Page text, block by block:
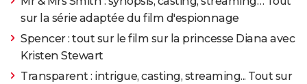
sur la série adaptée du film d'espionnage
Spencer : tout sur le film sur la princesse Diana avec
Kristen Stewart
Transparent : intrigue, casting, streaming... Tout sur